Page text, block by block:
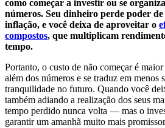
como começar a investir ou se
números. Seu dinheiro perde poder
inflação, e você deixa de aproveitar o
compostos, que multiplicam
tempo.
Portanto, o custo de não começar é
além dos números e se traduz em menos
tranquilidade no futuro. Quando você
também adiando a realização dos seus
tempo perdido nunca volta — mas o
garantir um amanhã muito mais